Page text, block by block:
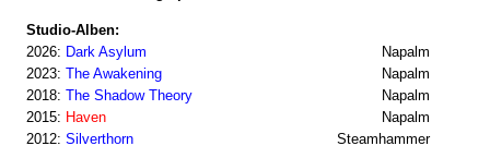
Studio-Alben:
2026: Dark Asylum
Napalm
2023: The Awakening
Napalm
2018: The Shadow Theory
Napalm
2015: Haven
Napalm
2012: Silverthorn Steamhammer